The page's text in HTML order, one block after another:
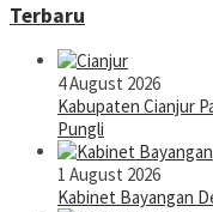
Terbaru
4 August 2026
Kabupaten Cianjur
Pungli
1 August 2026
Kabinet Bayangan